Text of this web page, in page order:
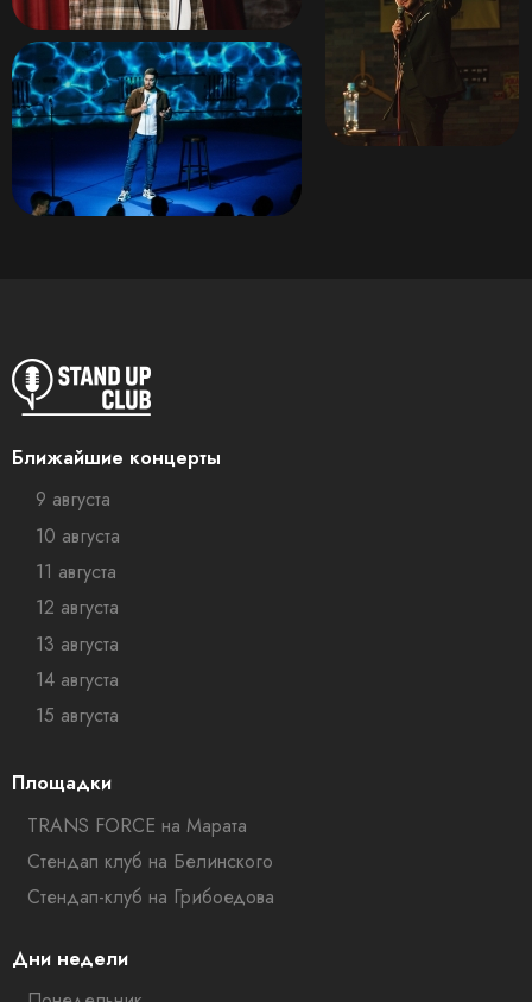
Ближайшие концерты
9 августа
10 августа
11 августа
12 августа
13 августа
14 августа
15 августа
Площадки
TRANS FORCE на Марата
Стендап клуб на Белинского
Стендап-клуб на Грибоедова
Дни недели